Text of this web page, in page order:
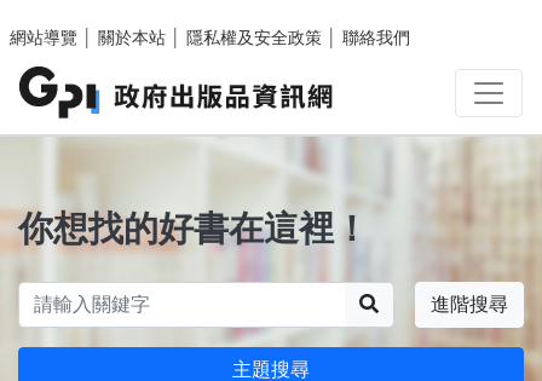
網站導覽
關於本站 隱私權及安全政策 聯絡我們
你想找的好書在這裡！
進階搜尋
主題搜尋